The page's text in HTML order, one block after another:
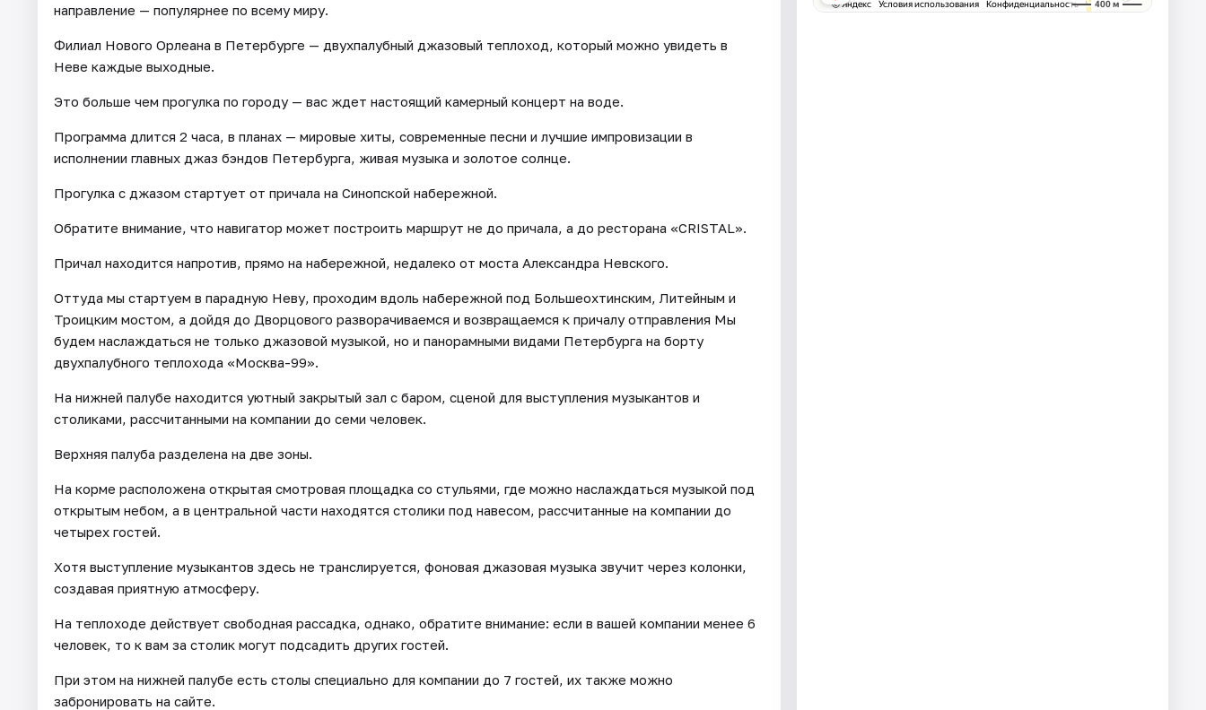
направление — популярнее по всему миру.
Филиал Нового Орлеана в Петербурге — двухпалубный джазовый теплоход, который можно увидеть в
Неве каждые выходные.
Это больше чем прогулка по городу — вас ждет настоящий камерный концерт на воде.
Программа длится 2 часа, в планах — мировые хиты, современные песни и лучшие импровизации в
исполнении главных джаз бэндов Петербурга, живая музыка и золотое солнце.
Прогулка с джазом стартует от причала на Синопской набережной.
Обратите внимание, что навигатор может построить маршрут не до причала, а до ресторана «CRISTAL».
Причал находится напротив, прямо на набережной, недалеко от моста Александра Невского.
Оттуда мы стартуем в парадную Неву, проходим вдоль набережной под Большеохтинским, Литейным и
Троицким мостом, а дойдя до Дворцового разворачиваемся и возвращаемся к причалу отправления Мы
будем наслаждаться не только джазовой музыкой, но и панорамными видами Петербурга на борту
двухпалубного теплохода «Москва-99».
На нижней палубе находится уютный закрытый зал с баром, сценой для выступления музыкантов и
столиками, рассчитанными на компании до семи человек.
Верхняя палуба разделена на две зоны.
На корме расположена открытая смотровая площадка со стульями, где можно наслаждаться музыкой под
открытым небом, а в центральной части находятся столики под навесом, рассчитанные на компании до
четырех гостей.
Хотя выступление музыкантов здесь не транслируется, фоновая джазовая музыка звучит через колонки,
создавая приятную атмосферу.
На теплоходе действует свободная рассадка, однако, обратите внимание: если в вашей компании менее 6
человек, то к вам за столик могут подсадить других гостей.
При этом на нижней палубе есть столы специально для компании до 7 гостей, их также можно
забронировать на сайте.